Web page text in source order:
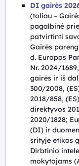
DI gairės
(toliau –
pagalbinė
patvirtinti
Gairės
d. Europos
Nr. 2024/
gairės ir iš
300/2008,
2018/858,
direktyvos
2020/1828;
(DI) ir
srityje etikos
Dirbtinio
mokytojams